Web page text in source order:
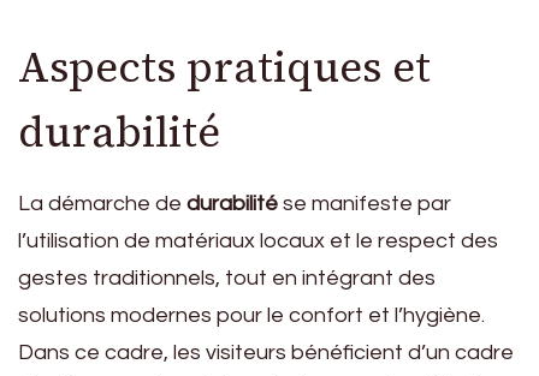
Aspects pratiques et
durabilité
La démarche de durabilité se manifeste par
l’utilisation de matériaux locaux et le respect des
gestes traditionnels, tout en intégrant des
solutions modernes pour le confort et l’hygiène.
Dans ce cadre, les visiteurs bénéficient d’un cadre